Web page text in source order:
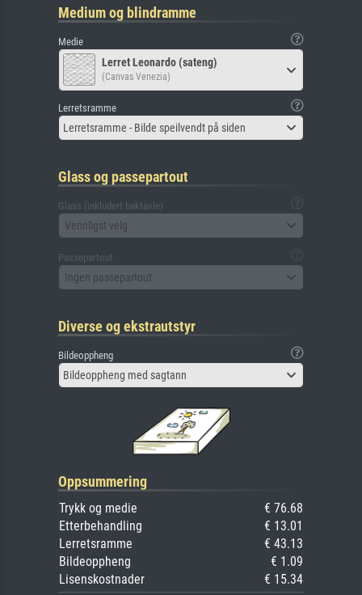
Medium og blindramme
Medie
Lerret Leonardo (sateng)
(Canvas Venezia)
Lerretsramme
Lerretsramme - Bilde speilvendt på siden
Glass og passepartout
Glass (inkludert baktavle)
Vennligst velg
Passepartout
Ingen passepartout
Diverse og ekstrautstyr
Bildeoppheng
Bildeoppheng med sagtann
Oppsummering
Trykk og medie
€ 76.68
Etterbehandling
€ 13.01
Lerretsramme
€ 43.13
Bildeoppheng
€ 1.09
Lisenskostnader
€ 15.34